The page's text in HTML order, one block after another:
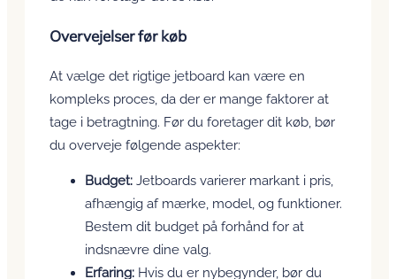
Overvejelser før køb
At vælge det rigtige jetboard kan være en
kompleks proces, da der er mange faktorer at
tage i betragtning. Før du foretager dit køb, bør
du overveje følgende aspekter:
Budget: Jetboards varierer markant i pris,
afhængig af mærke, model, og funktioner.
Bestem dit budget på forhånd for at
indsnævre dine valg.
Erfaring: Hvis du er nybegynder, bør du